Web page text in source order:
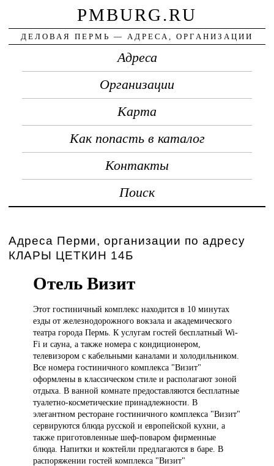
PMBURG.RU
ДЕЛОВАЯ ПЕРМЬ — АДРЕСА, ОРГАНИЗАЦИИ
Адреса
Организации
Карта
Как попасть в каталог
Контакты
Поиск
Адреса Перми, организации по адресу
КЛАРЫ ЦЕТКИН 14Б
Отель Визит
Этот гостиничныйкомплекс находится в 10 минутах
езды от железнодорожного вокзала и академического
театра города Пермь. К услугам гостей бесплатный Wi-
Fi и сауна, а также номера с кондиционером,
телевизором с кабельными каналами и холодильником.
Все номера гостиничного комплекса "Визит"
оформлены в классическом стиле и располагают зоной
отдыха. В ванной комнате предоставляются бесплатные
туалетно-косметические принадлежности. В
элегантном ресторане гостиничного комплекса "Визит"
сервируются блюда русской и европейской кухни, а
также приготовленные шеф-поваром фирменные
блюда. Напитки и коктейли предлагаются в баре. В
распоряжении гостей комплекса "Визит"